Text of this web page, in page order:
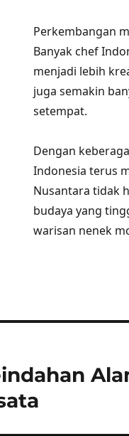
Perkembangan
Banyak chef
menjadi lebih
juga semakin
setempat.
Dengan
Indonesia terus
Nusantara tidak
budaya yang
warisan nenek